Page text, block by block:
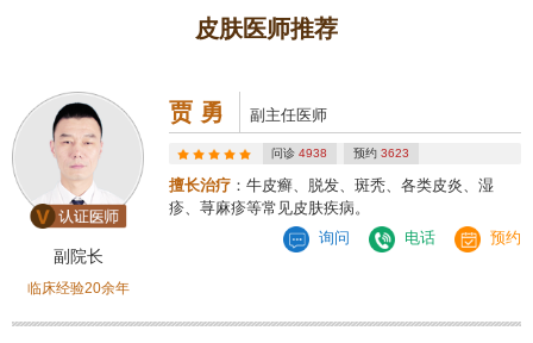
皮肤医师推荐
副院长
临床经验20余年
贾 勇 副主任医师
问诊4938 预约 3623
擅长治疗 ：牛皮癣、脱发、斑秃、各类皮炎、湿
疹、荨麻疹等常见皮肤疾病。
询问
电话 预约